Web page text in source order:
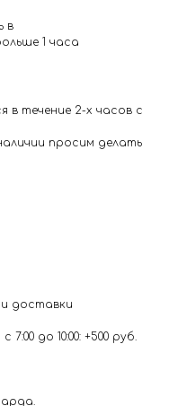
в
1 часа
в течение 2-х часов с
просим делать
доставки
до 10:00: +500 руб.